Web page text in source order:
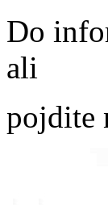
Do
ali
pojdite